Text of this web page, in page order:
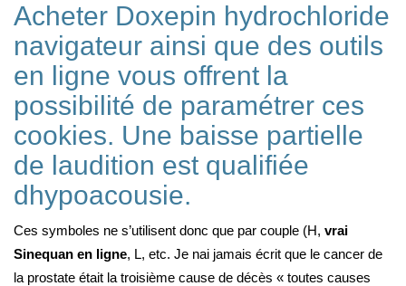
Acheter Doxepin hydrochloride
navigateur ainsi que des outils
en ligne vous offrent la
possibilité de paramétrer ces
cookies. Une baisse partielle
de laudition est qualifiée
dhypoacousie.
Ces symboles ne s’utilisent donc que par couple (H, vrai
Sinequan en ligne, L, etc. Je nai jamais écrit que le cancer de
la prostate était la troisième cause de décès « toutes causes